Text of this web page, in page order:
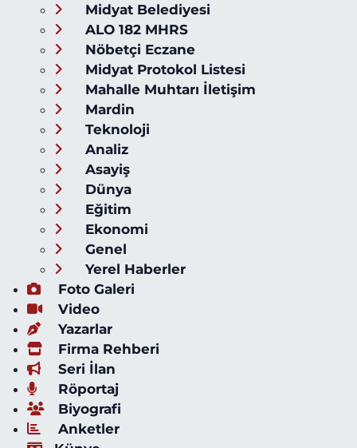
Midyat Belediyesi
ALO 182 MHRS
Nöbetçi Eczane
Midyat Protokol Listesi
Mahalle Muhtarı İletişim
Mardin
Teknoloji
Analiz
Asayiş
Dünya
Eğitim
Ekonomi
Genel
Yerel Haberler
Foto Galeri
Video
Yazarlar
Firma Rehberi
Seri İlan
Röportaj
Biyografi
Anketler